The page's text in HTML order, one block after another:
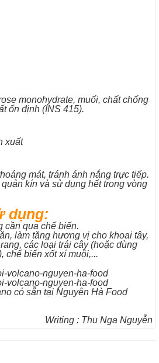
monohydrate, muối, chất chống
ổn định (INS 415).
xuất
mát, tránh ánh nắng trực tiếp.
kín và sử dụng hết trong vòng
dụng:
cần qua chế biến.
làm tăng hương vị cho khoai tây,
các loại trái cây (hoặc dùng
chế biến xốt xí muội,...
có sẵn tại Nguyên Hà Food
Writing : Thu Nga Nguyễn